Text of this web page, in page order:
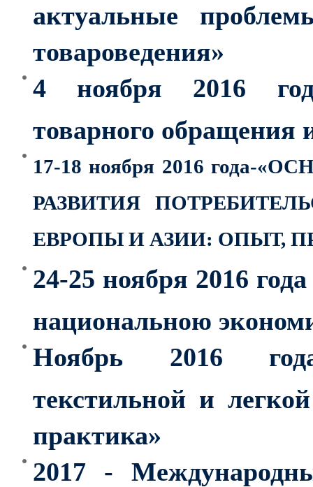
актуальные
товароведения»
4 ноября 2016
товарного обращения
17-18 ноября 2016 года-
РАЗВИТИЯ
ЕВРОПЫ И АЗИИ: ОПЫТ,
24-25 ноября 2016
национальною
Ноябрь 2016
текстильной и
практика»
2017 -